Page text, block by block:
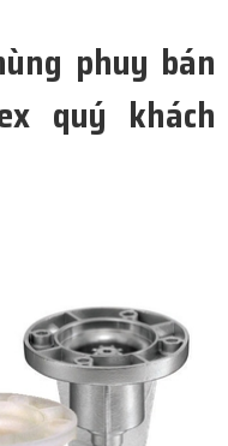
phuy bán
quý khách